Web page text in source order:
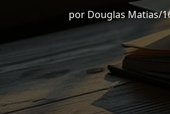
por Douglas Matias/